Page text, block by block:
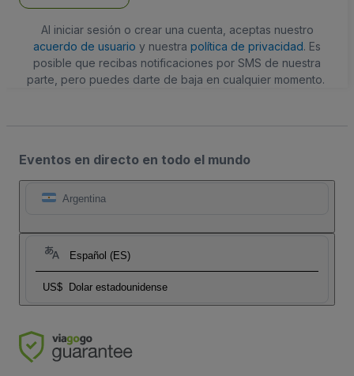
Al iniciar sesión o crear una cuenta, aceptas nuestro
acuerdo de usuario y nuestra política de privacidad. Es
posible que recibas notificaciones por SMS de nuestra
parte, pero puedes darte de baja en cualquier momento.
Eventos en directo en todo el mundo
Argentina
Español (ES)
US$ Dolar estadounidense